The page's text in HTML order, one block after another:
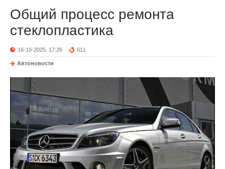
Общий процесс ремонта
стеклопластика
16-10-2025, 17:26 611
Автоновости